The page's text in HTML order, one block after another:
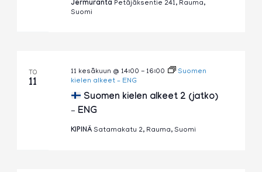
Jermuranta Petäjäksentie 241, Rauma,
Suomi
TO
11
Suomen kielen alkeet 2 (jatko)
– ENG
11 kesäkuun @ 14:00 - 16:00
Suomen
kielen alkeet – ENG
KIPINÄ Satamakatu 2, Rauma, Suomi